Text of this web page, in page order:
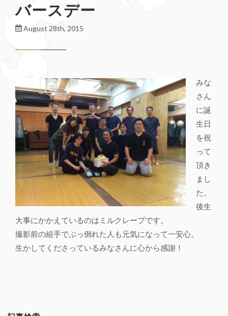
バースデー
August 28th, 2015
みな
さん
に誕
生日
を祝
って
頂き
まし
た。
後生
大事にかかえているのはミルクレープです。
撮影前の組手でぶっ倒れた人も元気になって一安心。
生かしてくださっているみなさんに心から感謝！